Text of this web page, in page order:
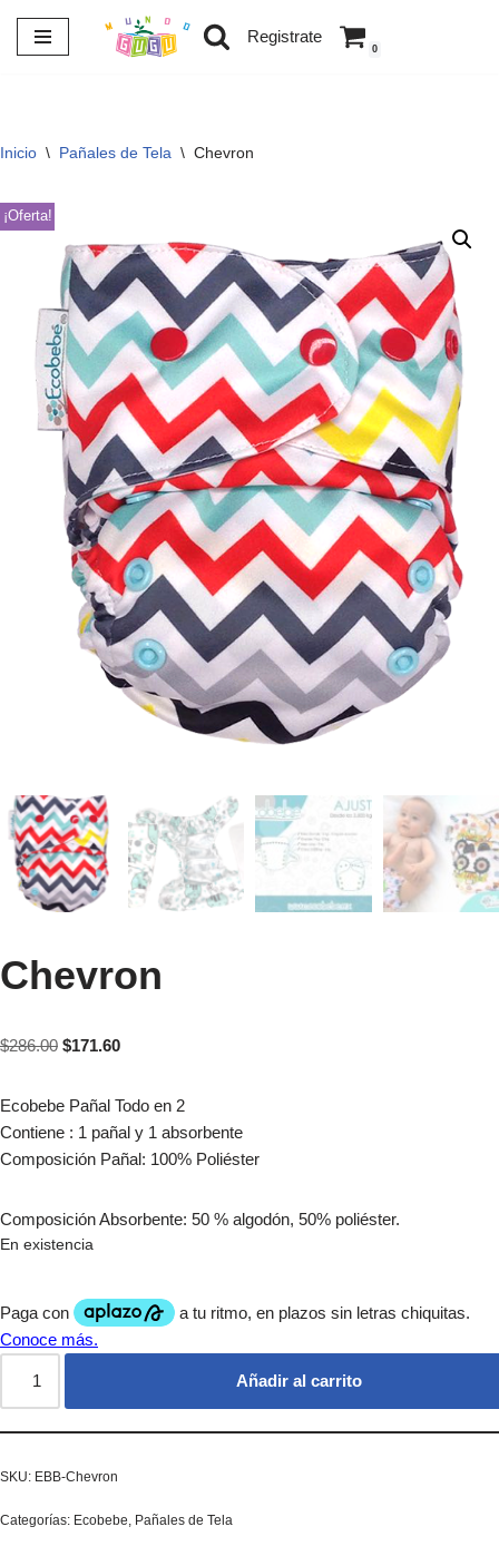
Saltar
Registrate
0
Inicio \ Pañales de Tela \ Chevron
¡Oferta!
Chevron
$286.00 $171.60
Ecobebe Pañal Todo en 2
Contiene : 1 pañal y 1 absorbente
Composición Pañal: 100% Poliéster
Composición Absorbente: 50 % algodón, 50% poliéster.
En existencia
Añadir al carrito
SKU: EBB-Chevron
Categorías: Ecobebe, Pañales de Tela